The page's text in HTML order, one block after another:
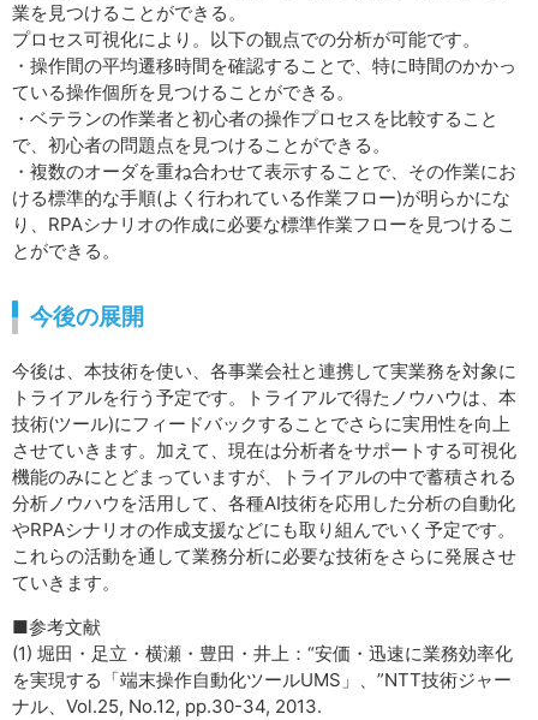
業を見つけることができる。
プロセス可視化により。以下の観点での分析が可能です。
・操作間の平均遷移時間を確認することで、特に時間のかかっ
ている操作個所を見つけることができる。
・ベテランの作業者と初心者の操作プロセスを比較すること
で、初心者の問題点を見つけることができる。
・複数のオーダを重ね合わせて表示することで、その作業にお
ける標準的な手順(よく行われている作業フロー)が明らかにな
り、RPAシナリオの作成に必要な標準作業フローを見つけるこ
とができる。
今後の展開
今後は、本技術を使い、各事業会社と連携して実業務を対象に
トライアルを行う予定です。トライアルで得たノウハウは、本
技術(ツール)にフィードバックすることでさらに実用性を向上
させていきます。加えて、現在は分析者をサポートする可視化
機能のみにとどまっていますが、トライアルの中で蓄積される
分析ノウハウを活用して、各種AI技術を応用した分析の自動化
やRPAシナリオの作成支援などにも取り組んでいく予定です。
これらの活動を通して業務分析に必要な技術をさらに発展させ
ていきます。
■参考文献
(1) 堀田・足立・横瀬・豊田・井上：“安価・迅速に業務効率化
を実現する「端末操作自動化ツールUMS」、”NTT技術ジャー
ナル、Vol.25, No.12, pp.30-34, 2013.